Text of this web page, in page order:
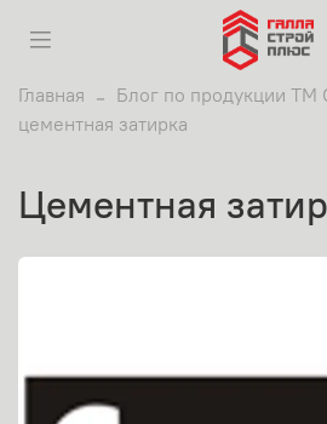
Главная
Блог по продукции ТМ
цементная затирка
цементная